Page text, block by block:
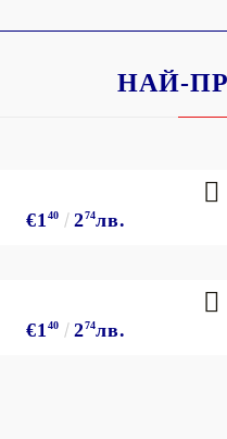
НАЙ-
€1 40 274лв.
€1 40 274лв.